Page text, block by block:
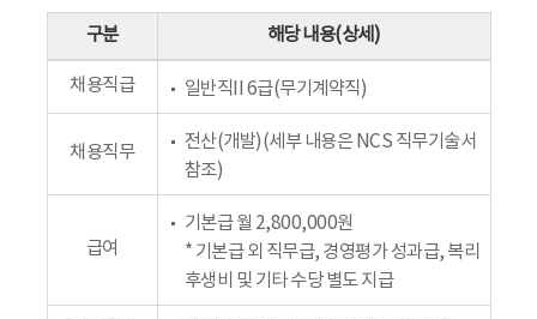
구분 해당 내용(상세)
채용직급 일반직II 6급(무기계약직)
채용직무
전산(개발)(세부 내용은 NCS 직무기술서
참조)
급여
기본급 월 2,800,000원
* 기본급 외 직무급, 경영평가 성과급, 복리
후생비 및 기타 수당 별도 지급